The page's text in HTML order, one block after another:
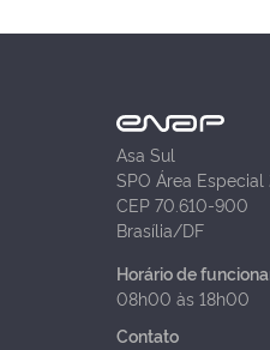
Asa Sul
SPO Área Especial
CEP 70.610-900
Brasília/DF
Horário de
08h00 às 18h00
Contato